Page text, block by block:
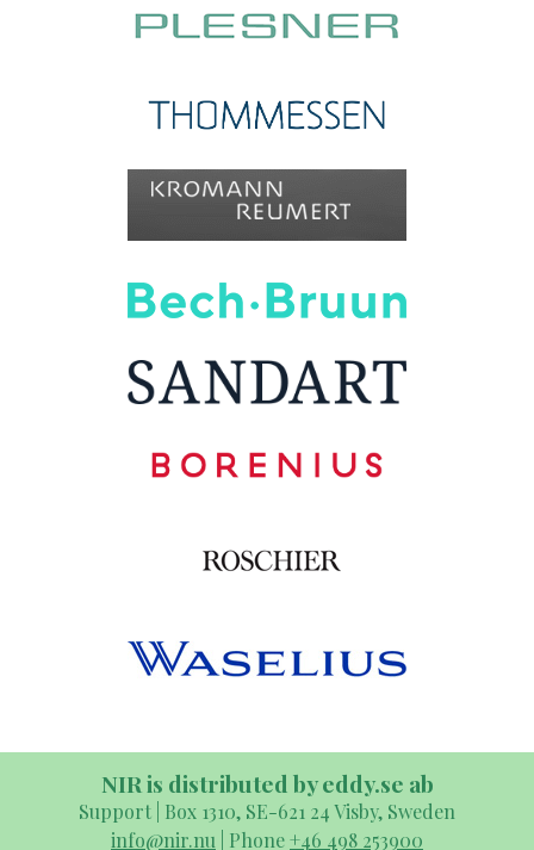
NIR is distributed by eddy.se ab
Support | Box 1310, SE-621 24 Visby, Sweden
info@nir.nu | Phone+46 498 253900